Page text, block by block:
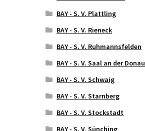
BAY - S. V. Plattling
BAY - S. V. Rieneck
BAY - S. V. Ruhmannsfelden
BAY - S. V. Saal an der Donau
BAY - S. V. Schwaig
BAY - S. V. Starnberg
BAY - S. V. Stockstadt
BAY - S. V. Sünching